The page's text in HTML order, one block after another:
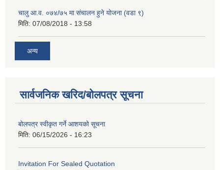
चालु आ.व. ०७४/७५ मा संचालन हुने योजना (वडा ९)
मिति: 07/08/2018 - 13:58
अन्य
सार्वजनिक खरिद/बोलपत्र सूचना
बोलपत्र स्वीकृत गर्ने आशयको सूचना
मिति: 06/15/2026 - 16:23
Invitation For Sealed Quotation